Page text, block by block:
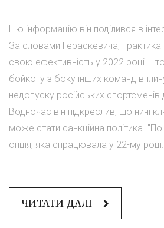
Цю інформацію він поділився в
За словами Гераскевича,
свою ефективність у 2022 році --
бойкоту з боку інших команд
недопуску російських
Водночас він підкреслив, що нині
може стати санкційна політика.
опція, яка спрацювала у 22-му
...
ЧИТАТИ ДАЛІ